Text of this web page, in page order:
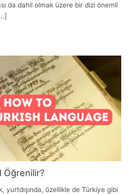
da dahil olmak üzere bir dizi önemli
Öğrenilir?
yurtdışında, özellikle de Türkiye gibi